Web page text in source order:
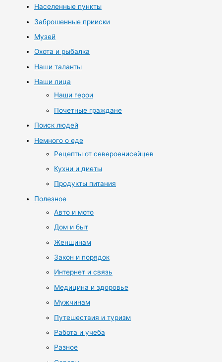
Населенные пункты
Заброшенные прииски
Музей
Охота и рыбалка
Наши таланты
Наши лица
Наши герои
Почетные граждане
Поиск людей
Немного о еде
Рецепты от североенисейцев
Кухни и диеты
Продукты питания
Полезное
Авто и мото
Дом и быт
Женщинам
Закон и порядок
Интернет и связь
Медицина и здоровье
Мужчинам
Путешествия и туризм
Работа и учеба
Разное